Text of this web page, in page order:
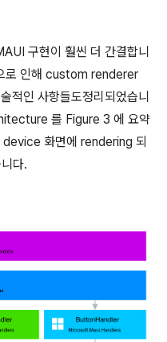
구현이 훨씬 더 간결합니
로 인해 custom renderer
적인 사항들도정리되었습니
를 Figure 3 에 요약
화면에 rendering 되
다.